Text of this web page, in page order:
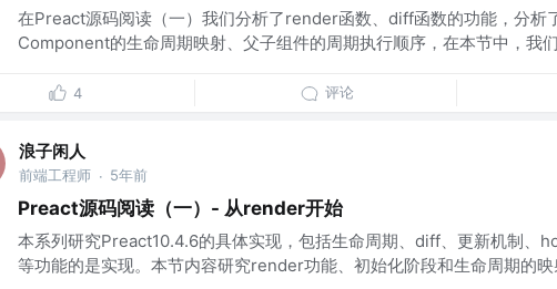
在Preact源码阅读（一）我们分析了render函数、diff函数的功能，分析
Component的生命周期映射、父子组件的周期执行顺序，在本节中，我
4 评论
浪子闲人
前端工程师 · 5年前
Preact源码阅读（一）- 从render开始
本系列研究Preact10.4.6的具体实现，包括生命周期、diff、更新机制、
等功能的是实现。本节内容研究render功能、初始化阶段和生命周期的映